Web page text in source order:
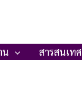
น สารสนเทศ